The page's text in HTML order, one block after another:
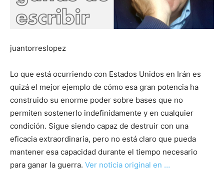
juantorreslopez
Lo que está ocurriendo con Estados Unidos en Irán es
quizá el mejor ejemplo de cómo esa gran potencia ha
construido su enorme poder sobre bases que no
permiten sostenerlo indefinidamente y en cualquier
condición. Sigue siendo capaz de destruir con una
eficacia extraordinaria, pero no está claro que pueda
mantener esa capacidad durante el tiempo necesario
para ganar la guerra. Ver noticia original en …